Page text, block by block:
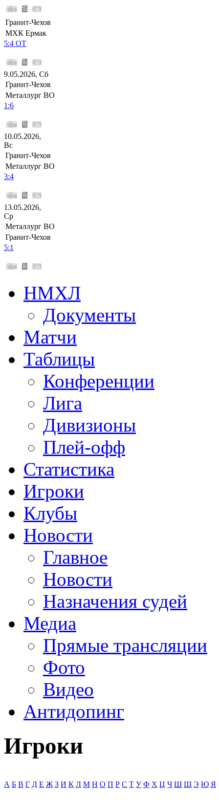
Гранит-Чехов
МХК Ермак
5:4 ОТ
9.05.2026, Сб
Гранит-Чехов
Металлург ВО
1:6
10.05.2026,
Вс
Гранит-Чехов
Металлург ВО
3:4
13.05.2026,
Ср
Металлург ВО
Гранит-Чехов
5:1
НМХЛ
Документы
Матчи
Таблицы
Конференции
Лига
Дивизионы
Плей-офф
Статистика
Игроки
Клубы
Новости
Главное
Новости
Назначения судей
Медиа
Прямые трансляции
Фото
Видео
Антидопинг
Игроки
А Б В Г Д Е Ж З И К Л М Н О П Р С Т У Ф Х Ц Ч Ш Щ Э Ю Я